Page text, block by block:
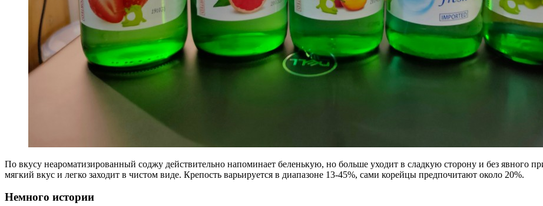
По вкусу неароматизированный соджу действительно напоминает беленькую, но больше уходит в сладкую сторону и без явного
мягкий вкус и легко заходит в чистом виде. Крепость варьируется в диапазоне 13-45%, сами корейцы предпочитают около 20%.
Немного истории